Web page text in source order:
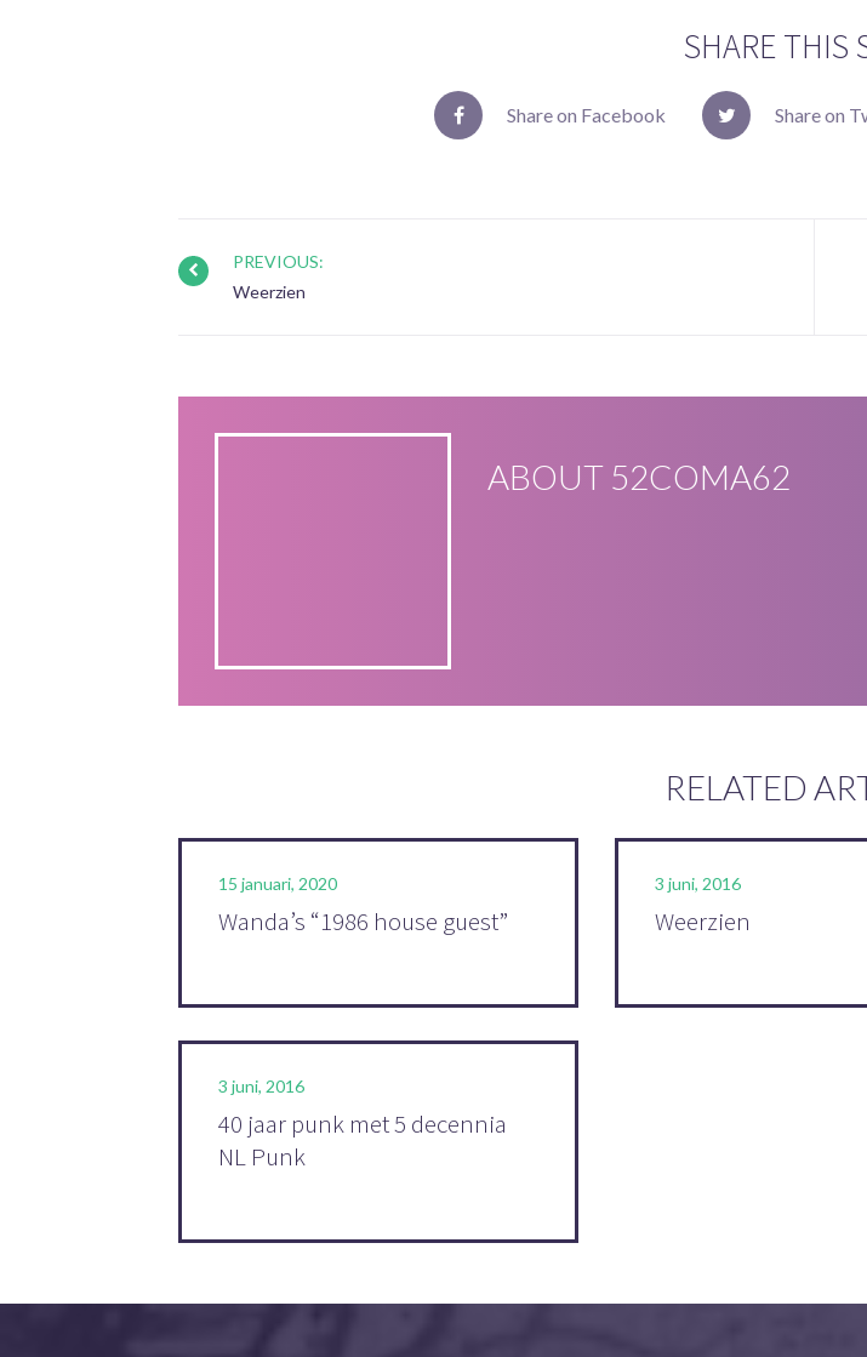
SHARE THIS
Share on Facebook Share on
PREVIOUS:
Weerzien
ABOUT 52COMA62
RELATED
15 januari, 2020
Wanda’s “1986 house guest”
3 juni, 2016
Weerzien
3 juni, 2016
40 jaar punk met 5 decennia
NL Punk